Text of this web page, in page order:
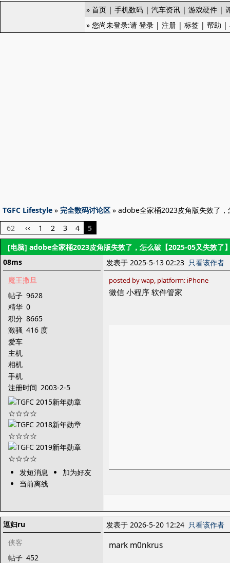
» 首页 | 手机数码 | 汽车资讯 | 游戏硬件 |
» 您尚未登录:请 登录 | 注册 | 标签 | 帮助 |
TGFC Lifestyle » 完全数码讨论区 » adobe全家桶2023皮角版失效了
62
‹‹ 1 2 3 4
5
[电脑] adobe全家桶2023皮角版失效了，怎么破【2025-05又失效了
08ms
魔王撒旦
帖子 9628
精华 0
积分 8665
激骚 416 度
爱车
主机
相机
手机
注册时间 2003-2-5
发短消息
加为好友
当前离线
发表于 2025-5-13 02:23 只看该作者
posted by wap, platform: iPhone
微信 小程序 软件管家
逗妇ru
侠客
帖子 452
发表于 2026-5-20 12:24 只看该作者
mark m0nkrus